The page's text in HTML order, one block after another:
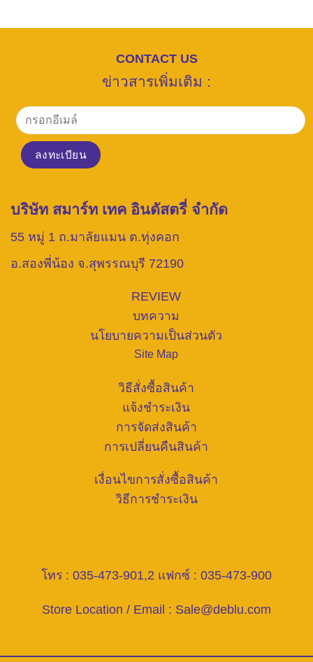
CONTACT US
ข่าวสารเพิ่มเติม :
บริษัท สมาร์ท เทค อินดัสตรี่ จำกัด
55 หมู่ 1 ถ.มาลัยแมน ต.ทุ่งคอก
อ.สองพี่น้อง จ.สุพรรณบุรี 72190
REVIEW
บทความ
นโยบายความเป็นส่วนตัว
Site Map
วิธีสั่งซื้อสินค้า
แจ้งชำระเงิน
การจัดส่งสินค้า
การเปลี่ยนคืนสินค้า
เงื่อนไขการสั่งซื้อสินค้า
วิธีการชำระเงิน
โทร : 035-473-901,2 แฟกซ์ : 035-473-900
Store Location / Email : Sale@deblu.com